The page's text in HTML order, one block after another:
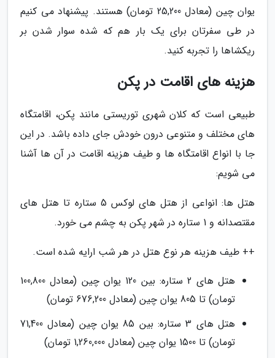
یوان چین (معادل 25,200 تومان) هستند. پیشنهاد می کنیم
در طی سفرتان برای یک بار هم که شده سوار شدن بر
ریکشاها را تجربه کنید.
هزینه های اقامت در پکن
طبیعی است که کلان شهری توریستی مانند پکن، اقامتگاه
های مختلف و متنوعی درون خودش جای داده باشد. در این
جا با انواع اقامتگاه ها و طیف هزینه اقامت در آن ها آشنا
می شویم:
هتل ها: انواعی از هتل های لوکس 5 ستاره تا هتل های
مقتصدانه و 1 ستاره در شهر پکن به چشم می خورد.
++ طیف هزینه هر نوع هتل در هر شب ارایه شده است.
هتل های 2 ستاره: بین 120 یوان چین (معادل 100,800
تومان) تا 805 یوان چین (معادل 676,200 تومان)
هتل های 3 ستاره: بین 85 یوان چین (معادل 71,400
تومان) تا 1500 یوان چین (معادل 1,260,000 تومان)